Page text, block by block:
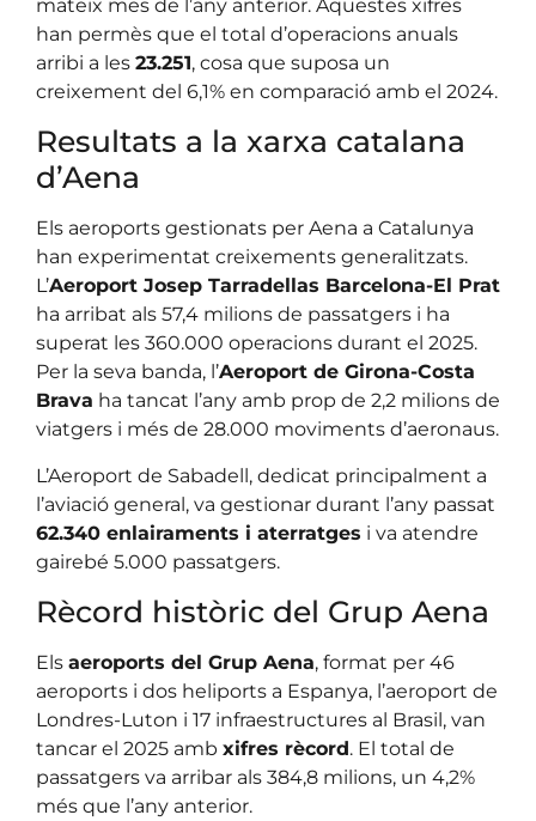
mateix mes de l’any anterior. Aquestes xifres
han permès que el total d’operacions anuals
arribi a les 23.251, cosa que suposa un
creixement del 6,1% en comparació amb el 2024.
Resultats a la xarxa catalana
d’Aena
Els aeroports gestionats per Aena a Catalunya
han experimentat creixements generalitzats.
L’Aeroport Josep Tarradellas Barcelona-El Prat
ha arribat als 57,4 milions de passatgers i ha
superat les 360.000 operacions durant el 2025.
Per la seva banda, l’Aeroport de Girona-Costa
Brava ha tancat l’any amb prop de 2,2 milions de
viatgers i més de 28.000 moviments d’aeronaus.
L’Aeroport de Sabadell, dedicat principalment a
l’aviació general, va gestionar durant l’any passat
62.340 enlairaments i aterratges i va atendre
gairebé 5.000 passatgers.
Rècord històric del Grup Aena
Els aeroports del Grup Aena, format per 46
aeroports i dos heliports a Espanya, l’aeroport de
Londres-Luton i 17 infraestructures al Brasil, van
tancar el 2025 amb xifres rècord. El total de
passatgers va arribar als 384,8 milions, un 4,2%
més que l’any anterior.